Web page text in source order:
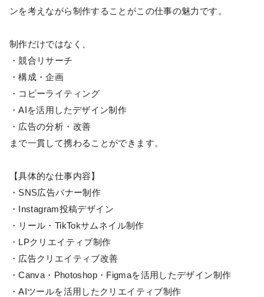
ンを考えながら制作することがこの仕事の魅力です。
制作だけではなく、
・競合リサーチ
・構成・企画
・コピーライティング
・AIを活用したデザイン制作
・広告の分析・改善
まで一貫して携わることができます。
【具体的な仕事内容】
・SNS広告バナー制作
・Instagram投稿デザイン
・リール・TikTokサムネイル制作
・LPクリエイティブ制作
・広告クリエイティブ改善
・Canva・Photoshop・Figmaを活用したデザイン制作
・AIツールを活用したクリエイティブ制作